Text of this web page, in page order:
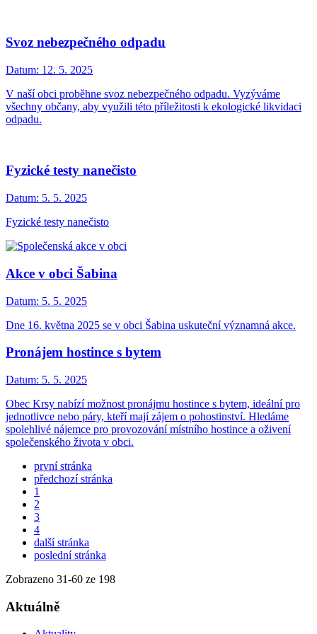
Svoz nebezpečného odpadu
Datum: 12. 5. 2025
V naší obci proběhne svoz nebezpečného odpadu. Vyzýváme
všechny občany, aby využili této příležitosti k ekologické likvidaci
odpadu.
Fyzické testy nanečisto
Datum: 5. 5. 2025
Fyzické testy nanečisto
Akce v obci Šabina
Datum: 5. 5. 2025
Dne 16. května 2025 se v obci Šabina uskuteční významná akce.
Pronájem hostince s bytem
Datum: 5. 5. 2025
Obec Krsy nabízí možnost pronájmu hostince s bytem, ideální pro
jednotlivce nebo páry, kteří mají zájem o pohostinství. Hledáme
spolehlivé nájemce pro provozování místního hostince a oživení
společenského života v obci.
první stránka
předchozí stránka
1
2
3
4
další stránka
poslední stránka
Zobrazeno 31-60 ze 198
Aktuálně